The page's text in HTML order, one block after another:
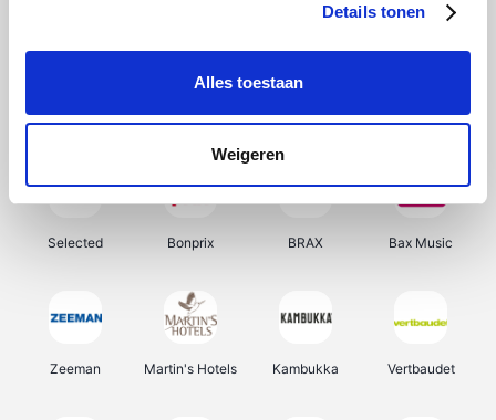
Details tonen
Alles toestaan
Weigeren
Samsung Delonghi Tennis Point My Jewellery
Selected Bonprix BRAX Bax Music
Zeeman Martin's Hotels Kambukka Vertbaudet